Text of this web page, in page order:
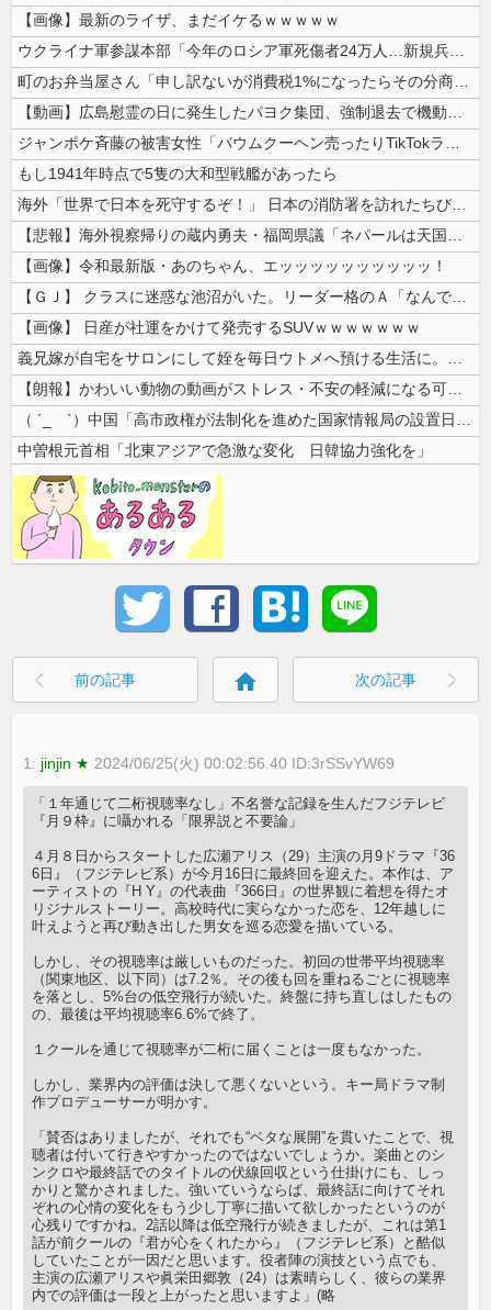
【画像】最新のライザ、まだイケるｗｗｗｗｗ
ウクライナ軍参謀本部「今年のロシア軍死傷者24万人…新規兵力の募集規模...
町のお弁当屋さん「申し訳ないが消費税1%になったらその分商品代を値上げ...
【動画】広島慰霊の日に発生したパヨク集団、強制退去で機動隊により無事排...
ジャンポケ斉藤の被害女性「バウムクーヘン売ったりTikTokライブして...
もし1941年時点で5隻の大和型戦艦があったら
海外「世界で日本を死守するぞ！」 日本の消防署を訪れたちびっ子集団が世...
【悲報】海外視察帰りの蔵内勇夫・福岡県議「ネパールは天国だった！」あま...
【画像】令和最新版・あのちゃん、エッッッッッッッッッッ！
【ＧＪ】 クラスに迷惑な池沼がいた。リーダー格のＡ「なんで支援学級に入...
【画像】 日産が社運をかけて発売するSUVｗｗｗｗｗｗｗ
義兄嫁が自宅をサロンにして姪を毎日ウトメへ預ける生活に。数年後、そのツ...
【朗報】かわいい動物の動画がストレス・不安の軽減になる可能性。英大学の...
（ ´_ゝ`）中国「高市政権が法制化を進めた国家情報局の設置日が7月3...
中曽根元首相「北東アジアで急激な変化 日韓協力強化を」
前の記事 home 次の記事
1: jinjin ★ 2024/06/25(火) 00:02:56.40 ID:3rSSvYW69
「１年通じて二桁視聴率なし」不名誉な記録を生んだフジテレビ
『月９枠』に囁かれる「限界説と不要論」
４月８日からスタートした広瀬アリス（29）主演の月9ドラマ『36
6日』（フジテレビ系）が今月16日に最終回を迎えた。本作は、ア
ーティストの『H Y』の代表曲『366日』の世界観に着想を得たオ
リジナルストーリー。高校時代に実らなかった恋を、12年越しに
叶えようと再び動き出した男女を巡る恋愛を描いている。
しかし、その視聴率は厳しいものだった。初回の世帯平均視聴率
（関東地区、以下同）は7.2％。その後も回を重ねるごとに視聴率
を落とし、5%台の低空飛行が続いた。終盤に持ち直しはしたもの
の、最後は平均視聴率6.6%で終了。
１クールを通じて視聴率が二桁に届くことは一度もなかった。
しかし、業界内の評価は決して悪くないという。キー局ドラマ制
作プロデューサーが明かす。
「賛否はありましたが、それでも“ベタな展開”を貫いたことで、視
聴者は付いて行きやすかったのではないでしょうか。楽曲とのシ
ンクロや最終話でのタイトルの伏線回収という仕掛けにも、しっ
かりと驚かされました。強いていうならば、最終話に向けてそれ
ぞれの心情の変化をもう少し丁寧に描いて欲しかったというのが
心残りですかね。2話以降は低空飛行が続きましたが、これは第1
話が前クールの『君が心をくれたから』（フジテレビ系）と酷似
していたことが一因だと思います。役者陣の演技という点でも、
主演の広瀬アリスや眞栄田郷敦（24）は素晴らしく、彼らの業界
内での評価は一段と上がったと思いますよ」(略